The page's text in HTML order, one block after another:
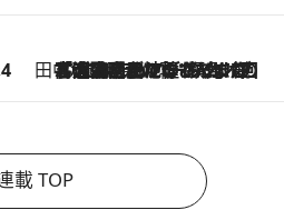
田中稲の勝手に再ブーム
2026.8.7
「湘南乃風に憧れて」観客大盛上がりの“タオル回し”に、ラッパー顔負けの高速歌唱まで…さだまさし（74）のアグレッシブすぎる現在地
載 TOP